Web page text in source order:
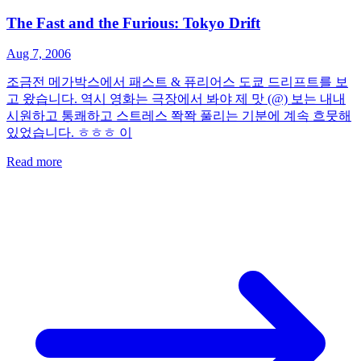
The Fast and the Furious: Tokyo Drift
Aug 7, 2006
조금전 메가박스에서 패스트 & 퓨리어스 도쿄 드리프트를 보
고 왔습니다. 역시 영화는 극장에서 봐야 제 맛 (@) 보는 내내
시원하고 통쾌하고 스트레스 쫙쫙 풀리는 기분에 계속 흐뭇해
있었습니다. ㅎㅎㅎ 이
Read more